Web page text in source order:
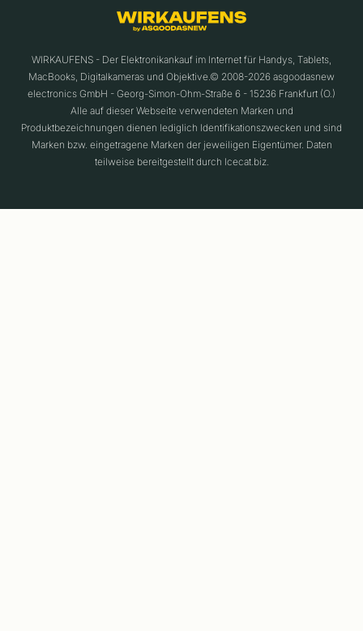
WIRKAUFENS - Der Elektronikankauf im Internet für Handys, Tablets,
MacBooks, Digitalkameras und Objektive.© 2008-2026 asgoodasnew
electronics GmbH - Georg-Simon-Ohm-Straße 6 - 15236 Frankfurt (O.)
Alle auf dieser Webseite verwendeten Marken und
Produktbezeichnungen dienen lediglich Identifikationszwecken und sind
Marken bzw. eingetragene Marken der jeweiligen Eigentümer. Daten
teilweise bereitgestellt durch Icecat.biz.